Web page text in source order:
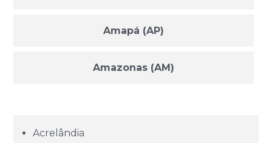
Amapá (AP)
Amazonas (AM)
Acrelândia